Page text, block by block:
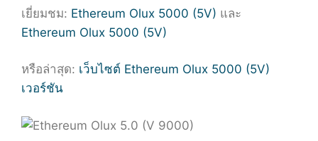
เยี่ยมชม: Ethereum Olux 5000 (5V) และ
Ethereum Olux 5000 (5V)
หรือล่าสุด: เว็บไซต์ Ethereum Olux 5000 (5V)
เวอร์ชัน